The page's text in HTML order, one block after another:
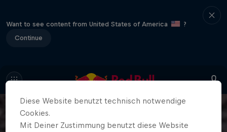
Want to see content from United States of America
?
Continue
Diese Website benutzt technisch notwendige
Cookies.
Mit Deiner Zustimmung benutzt diese Website